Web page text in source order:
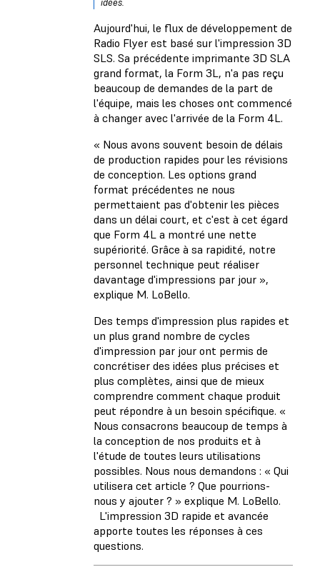
Aujourd'hui, le flux de développement de
Radio Flyer est basé sur l'impression 3D
SLS. Sa précédente imprimante 3D SLA
grand format, la Form 3L, n'a pas reçu
beaucoup de demandes de la part de
l'équipe, mais les choses ont commencé
à changer avec l'arrivée de la Form 4L.
« Nous avons souvent besoin de délais
de production rapides pour les révisions
de conception. Les options grand
format précédentes ne nous
permettaient pas d'obtenir les pièces
dans un délai court, et c'est à cet égard
que Form 4L a montré une nette
supériorité. Grâce à sa rapidité, notre
personnel technique peut réaliser
davantage d'impressions par jour »,
explique M. LoBello.
Des temps d'impression plus rapides et
un plus grand nombre de cycles
d'impression par jour ont permis de
concrétiser des idées plus précises et
plus complètes, ainsi que de mieux
comprendre comment chaque produit
peut répondre à un besoin spécifique. «
Nous consacrons beaucoup de temps à
la conception de nos produits et à
l'étude de toutes leurs utilisations
possibles. Nous nous demandons : « Qui
utilisera cet article ? Que pourrions-
nous y ajouter ? » explique M. LoBello.
L'impression 3D rapide et avancée
apporte toutes les réponses à ces
questions.